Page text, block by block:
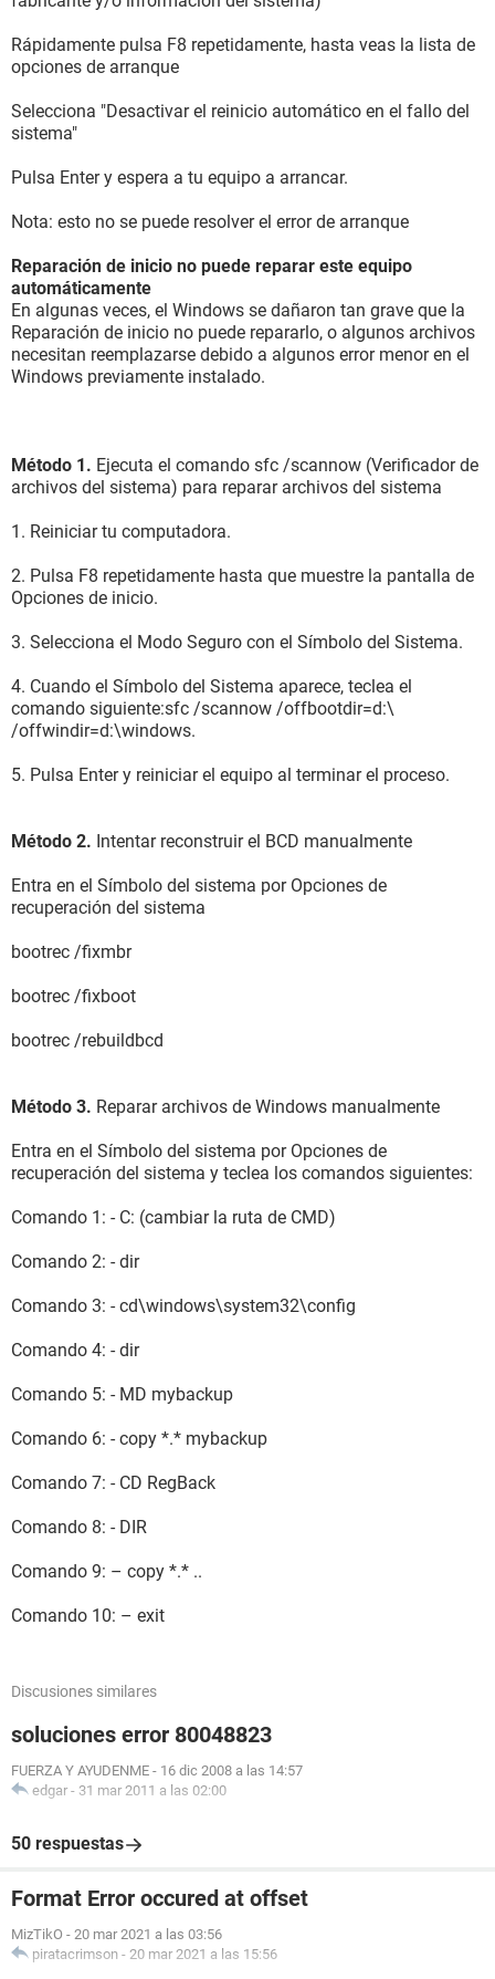
Rápidamente pulsa F8 repetidamente, hasta veas la lista de
opciones de arranque
Selecciona "Desactivar el reinicio automático en el fallo del
sistema"
Pulsa Enter y espera a tu equipo a arrancar.
Nota: esto no se puede resolver el error de arranque
Reparación de inicio no puede reparar este equipo
automáticamente
En algunas veces, el Windows se dañaron tan grave que la
Reparación de inicio no puede repararlo, o algunos archivos
necesitan reemplazarse debido a algunos error menor en el
Windows previamente instalado.
Método 1. Ejecuta el comando sfc /scannow (Verificador de
archivos del sistema) para reparar archivos del sistema
1. Reiniciar tu computadora.
2. Pulsa F8 repetidamente hasta que muestre la pantalla de
Opciones de inicio.
3. Selecciona el Modo Seguro con el Símbolo del Sistema.
4. Cuando el Símbolo del Sistema aparece, teclea el
comando siguiente:sfc /scannow /offbootdir=d:\
/offwindir=d:\windows.
5. Pulsa Enter y reiniciar el equipo al terminar el proceso.
Método 2. Intentar reconstruir el BCD manualmente
Entra en el Símbolo del sistema por Opciones de
recuperación del sistema
bootrec /fixmbr
bootrec /fixboot
bootrec /rebuildbcd
Método 3. Reparar archivos de Windows manualmente
Entra en el Símbolo del sistema por Opciones de
recuperación del sistema y teclea los comandos siguientes:
Comando 1: - C: (cambiar la ruta de CMD)
Comando 2: - dir
Comando 3: - cd\windows\system32\config
Comando 4: - dir
Comando 5: - MD mybackup
Comando 6: - copy *.* mybackup
Comando 7: - CD RegBack
Comando 8: - DIR
Comando 9: – copy *.* ..
Comando 10: – exit
Discusiones similares
soluciones error 80048823
FUERZA Y AYUDENME - 16 dic 2008 a las 14:57
edgar - 31 mar 2011 a las 02:00
50 respuestas
Format Error occured at offset
MizTikO - 20 mar 2021 a las 03:56
piratacrimson - 20 mar 2021 a las 15:56